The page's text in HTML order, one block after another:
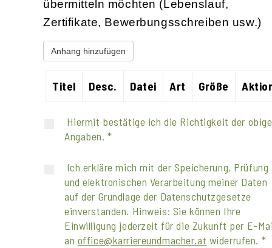
übermitteln möchten (Lebenslauf,
Zertifikate, Bewerbungsschreiben usw.)
Anhang hinzufügen
Titel Desc. Datei Art Größe
Hiermit bestätige ich die Richtigkeit der
Angaben. *
Ich erkläre mich mit der Speicherung, Prüfung
und elektronischen Verarbeitung meiner Daten
auf der Grundlage der Datenschutzgesetze
einverstanden. Hinweis: Sie können Ihre
Einwilligung jederzeit für die Zukunft per E-
an office@karriereundmacher.at widerrufen. *